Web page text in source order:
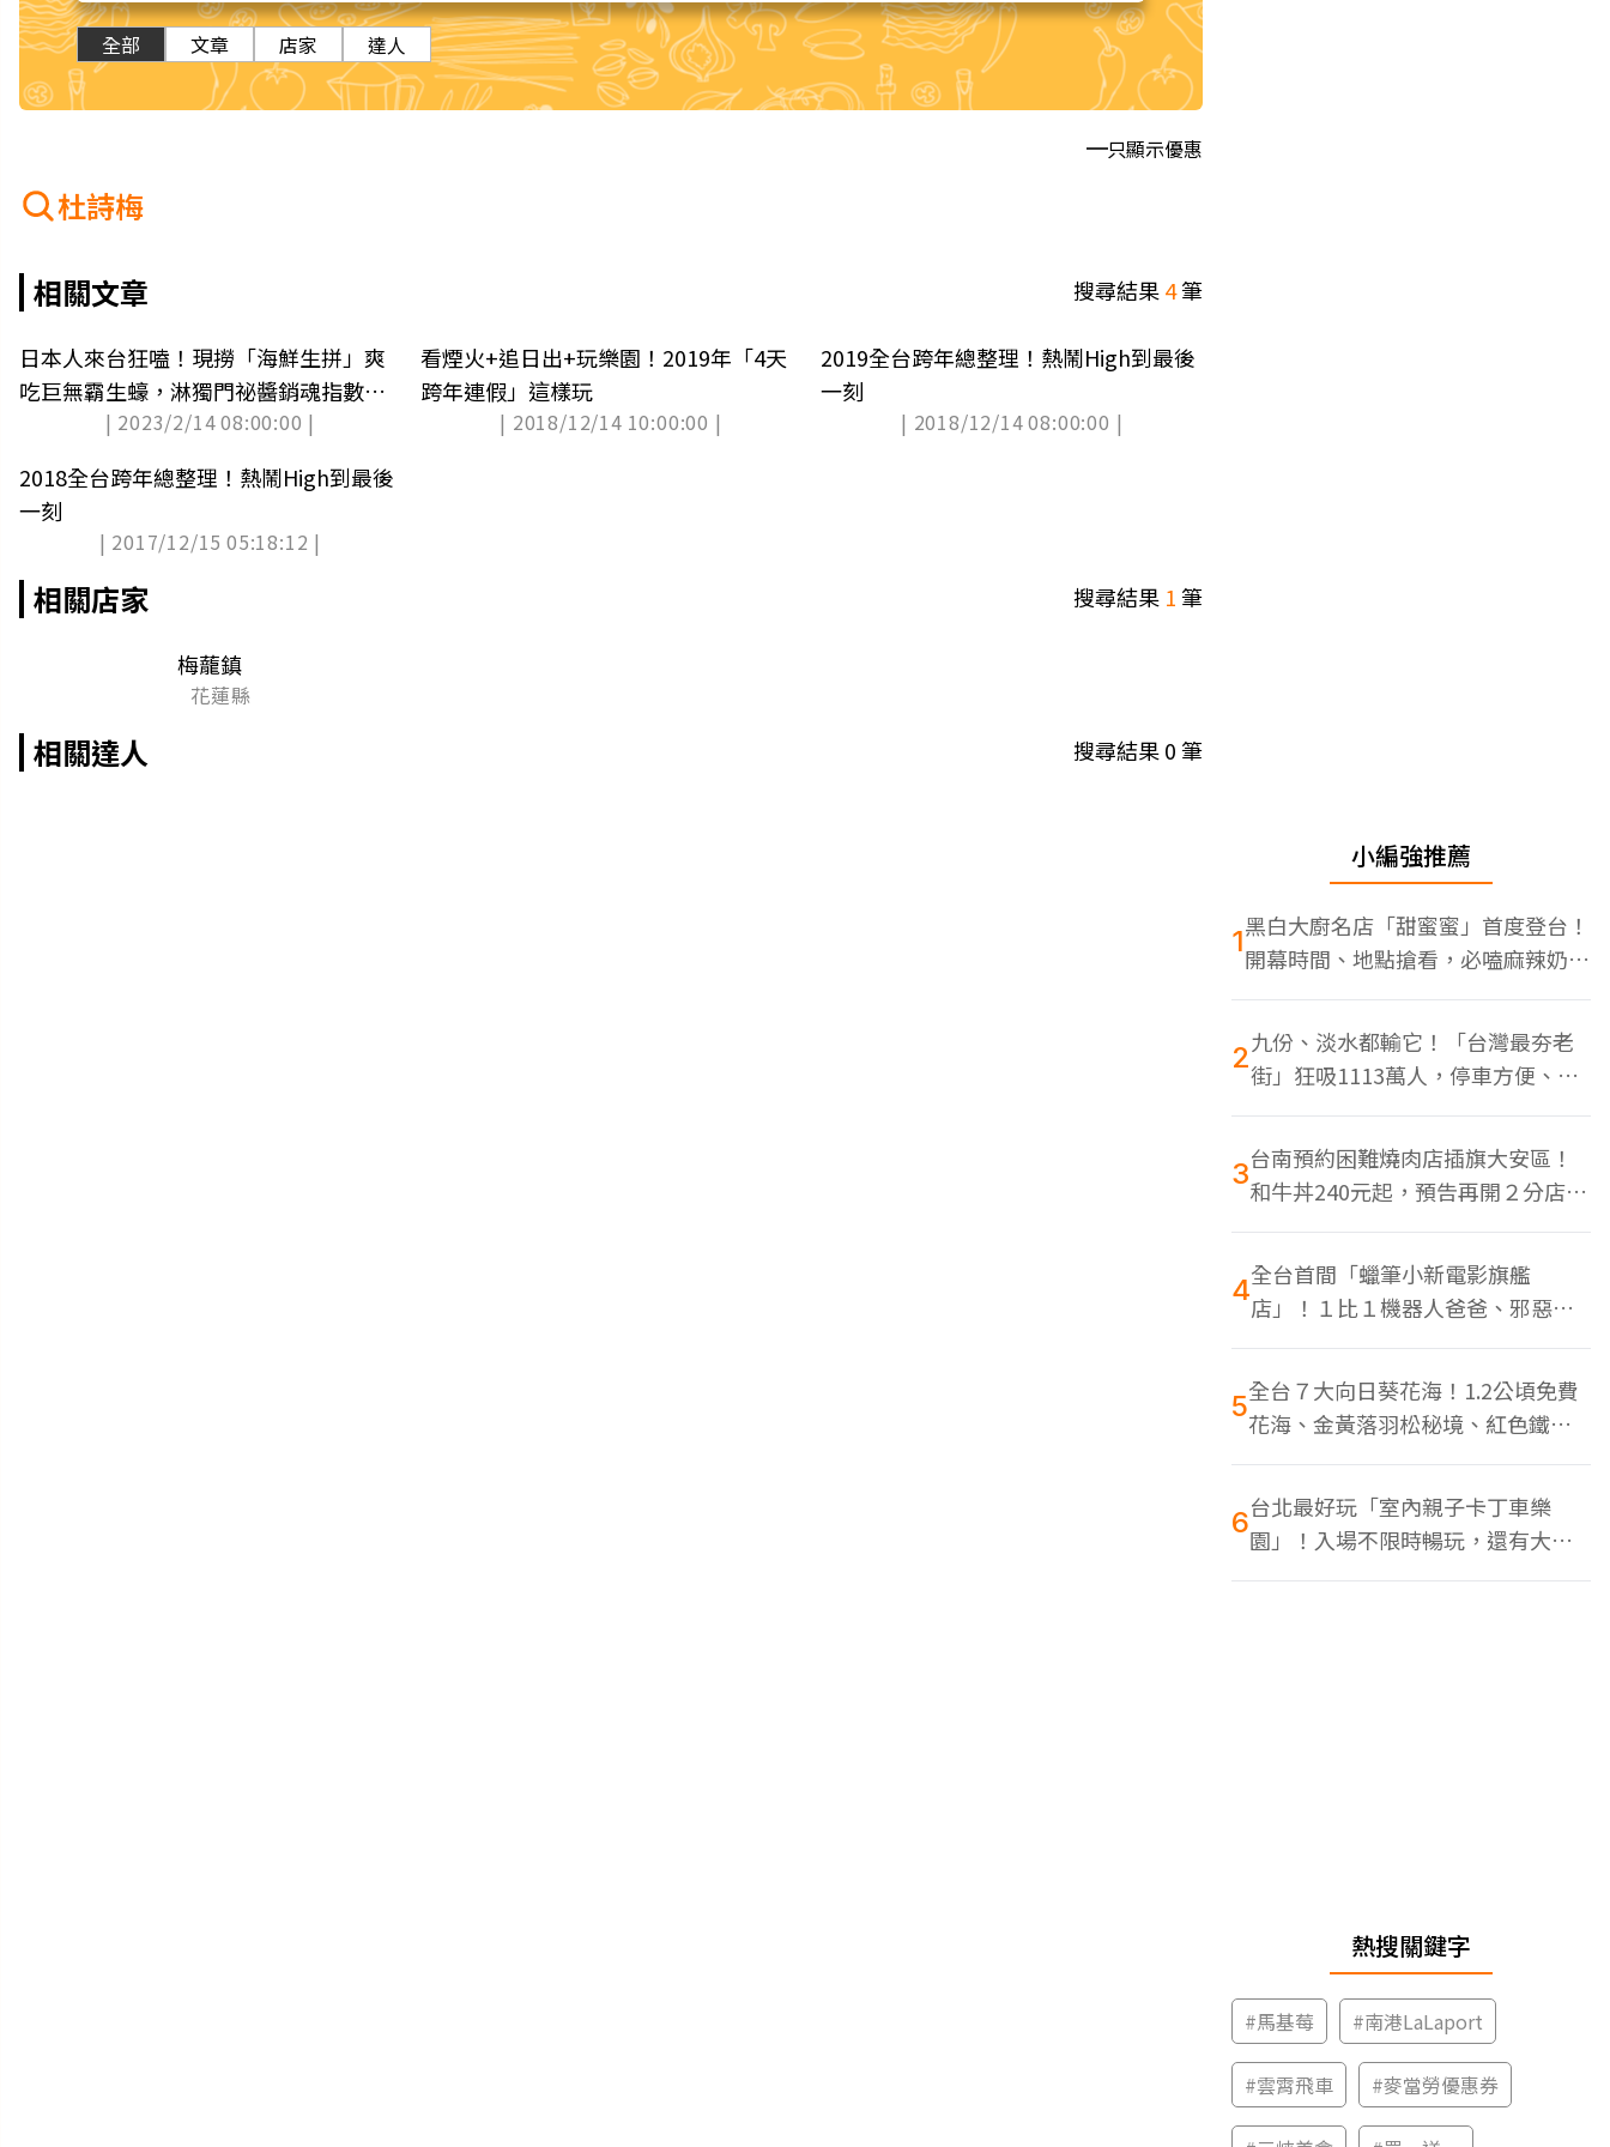
全部 文章 店家 達人
只顯示優惠
杜詩梅
相關文章 搜尋結果4筆
日本人來台狂嗑！現撈「海鮮生拼」爽
吃巨無霸生蠔，淋獨門祕醬銷魂指數破
| 2023/2/14 08:00:00 |
看煙火+追日出+玩樂園！2019年「4天
跨年連假」這樣玩
| 2018/12/14 10:00:00 |
2019全台跨年總整理！熱鬧High到最後
一刻
| 2018/12/14 08:00:00 |
2018全台跨年總整理！熱鬧High到最後
一刻
| 2017/12/15 05:18:12 |
相關店家 搜尋結果 1筆
梅蘢鎮
花蓮縣
相關達人 搜尋結果0筆
小編強推薦
1黑白大廚名店「甜蜜蜜」首度登台！
開幕時間、地點搶看，必嗑麻辣奶油
蝦
2九份、淡水都輸它！「台灣最夯老
街」狂吸1113萬人，停車方便、特
色美食多
3台南預約困難燒肉店插旗大安區！
和牛丼240元起，預告再開２分店、
地點曝光
4全台首間「蠟筆小新電影旗艦
店」！１比１機器人爸爸、邪惡正
男，百款周邊買翻
5全台７大向日葵花海！1.2公頃免費
花海、金黃落羽松秘境、紅色鐵橋
同框
6台北最好玩「室內親子卡丁車樂
園」！入場不限時暢玩，還有大螢
幕Switch遊戲區
熱搜關鍵字
#馬基莓 #南港LaLaport
#雲霄飛車 #麥當勞優惠券